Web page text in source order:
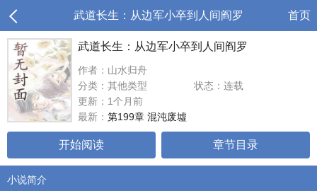
武道长生：从边军小卒到人间阎罗 首页
武道长生：从边军小卒到人间阎罗
作者：山水归舟
分类：其他类型
状态：连载
更新：1个月前
最新： 第199章 混沌废墟
开始阅读 章节目录
小说简介